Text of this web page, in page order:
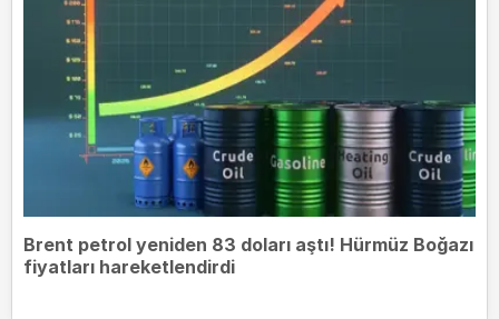
Brent petrol yeniden 83 doları aştı! Hürmüz Boğazı
fiyatları hareketlendirdi